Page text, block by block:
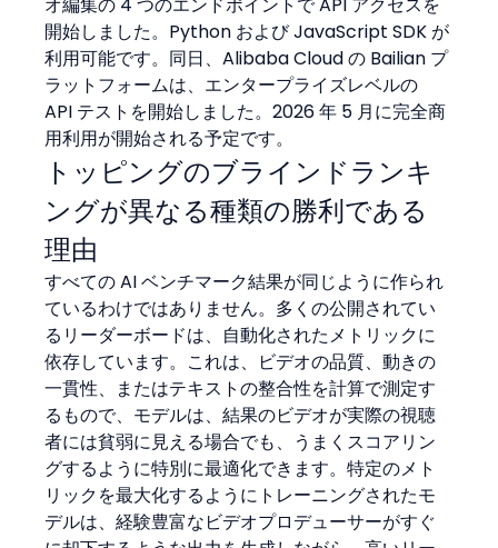
開始しました。Python および JavaScript SDK が
利用可能です。同日、Alibaba Cloud の Bailian プ
ラットフォームは、エンタープライズレベルの
API テストを開始しました。2026 年 5 月に完全商
用利用が開始される予定です。
トッピングのブラインドランキ
ングが異なる種類の勝利である
理由
すべての AI ベンチマーク結果が同じように作られ
ているわけではありません。多くの公開されてい
るリーダーボードは、自動化されたメトリックに
依存しています。これは、ビデオの品質、動きの
一貫性、またはテキストの整合性を計算で測定す
るもので、モデルは、結果のビデオが実際の視聴
者には貧弱に見える場合でも、うまくスコアリン
グするように特別に最適化できます。特定のメト
リックを最大化するようにトレーニングされたモ
デルは、経験豊富なビデオプロデューサーがすぐ